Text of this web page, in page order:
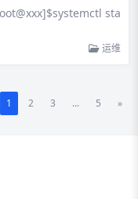
sta
运维
1 2 3 ... 5 »